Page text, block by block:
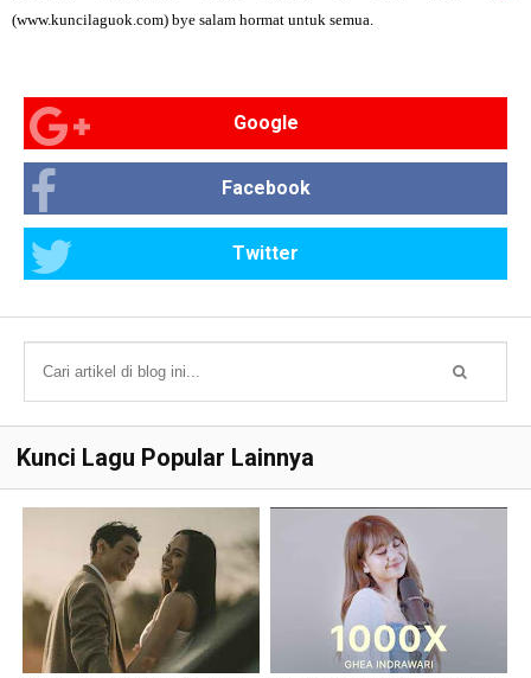
(www.kuncilaguok.com) bye salam hormat untuk semua.
Google
Facebook
Twitter
Kunci Lagu Popular Lainnya